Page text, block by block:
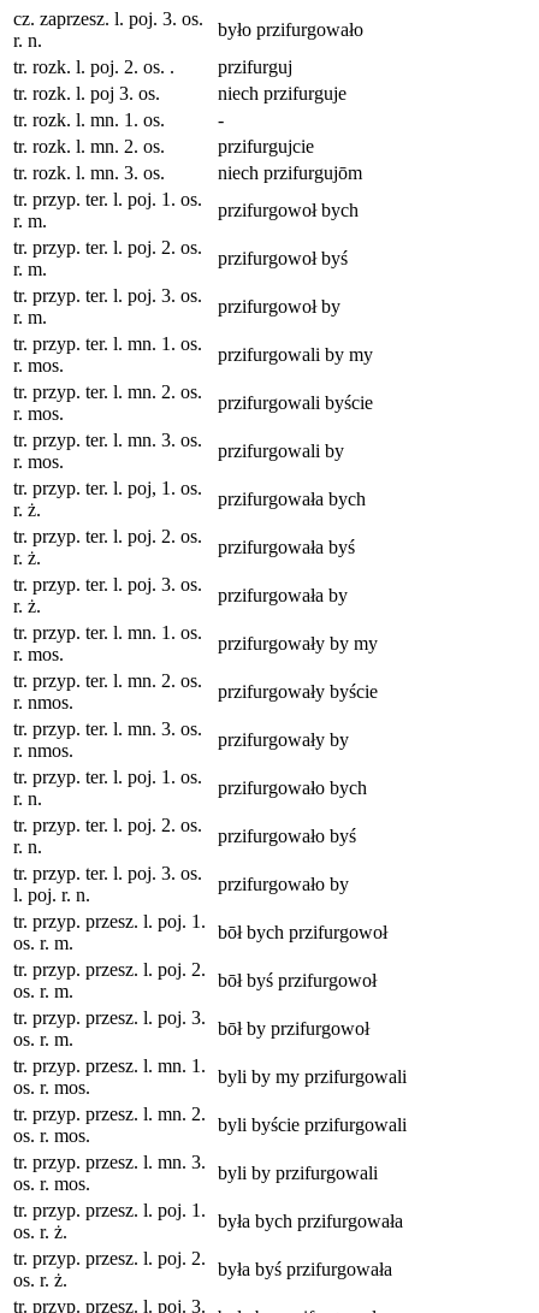
cz. zaprzesz. l. poj. 3. os.
r. n.
było przifurgowało
tr. rozk. l. poj. 2. os. .
przifurguj
tr. rozk. l. poj 3. os.
niech przifurguje
tr. rozk. l. mn. 1. os.
-
tr. rozk. l. mn. 2. os.
przifurgujcie
tr. rozk. l. mn. 3. os.
niech przifurgujōm
tr. przyp. ter. l. poj. 1. os.
r. m.
przifurgowoł bych
tr. przyp. ter. l. poj. 2. os.
r. m.
przifurgowoł byś
tr. przyp. ter. l. poj. 3. os.
r. m.
przifurgowoł by
tr. przyp. ter. l. mn. 1. os.
r. mos.
przifurgowali by my
tr. przyp. ter. l. mn. 2. os.
r. mos.
przifurgowali byście
tr. przyp. ter. l. mn. 3. os.
r. mos.
przifurgowali by
tr. przyp. ter. l. poj, 1. os.
r. ż.
przifurgowała bych
tr. przyp. ter. l. poj. 2. os.
r. ż.
przifurgowała byś
tr. przyp. ter. l. poj. 3. os.
r. ż.
przifurgowała by
tr. przyp. ter. l. mn. 1. os.
r. mos.
przifurgowały by my
tr. przyp. ter. l. mn. 2. os.
r. nmos.
przifurgowały byście
tr. przyp. ter. l. mn. 3. os.
r. nmos.
przifurgowały by
tr. przyp. ter. l. poj. 1. os.
r. n.
przifurgowało bych
tr. przyp. ter. l. poj. 2. os.
r. n.
przifurgowało byś
tr. przyp. ter. l. poj. 3. os.
l. poj. r. n.
przifurgowało by
tr. przyp. przesz. l. poj. 1.
os. r. m.
bōł bych przifurgowoł
tr. przyp. przesz. l. poj. 2.
os. r. m.
bōł byś przifurgowoł
tr. przyp. przesz. l. poj. 3.
os. r. m.
bōł by przifurgowoł
tr. przyp. przesz. l. mn. 1.
os. r. mos.
byli by my przifurgowali
tr. przyp. przesz. l. mn. 2.
os. r. mos.
byli byście przifurgowali
tr. przyp. przesz. l. mn. 3.
os. r. mos.
byli by przifurgowali
tr. przyp. przesz. l. poj. 1.
os. r. ż.
była bych przifurgowała
tr. przyp. przesz. l. poj. 2.
os. r. ż.
była byś przifurgowała
tr. przyp. przesz. l. poj. 3.